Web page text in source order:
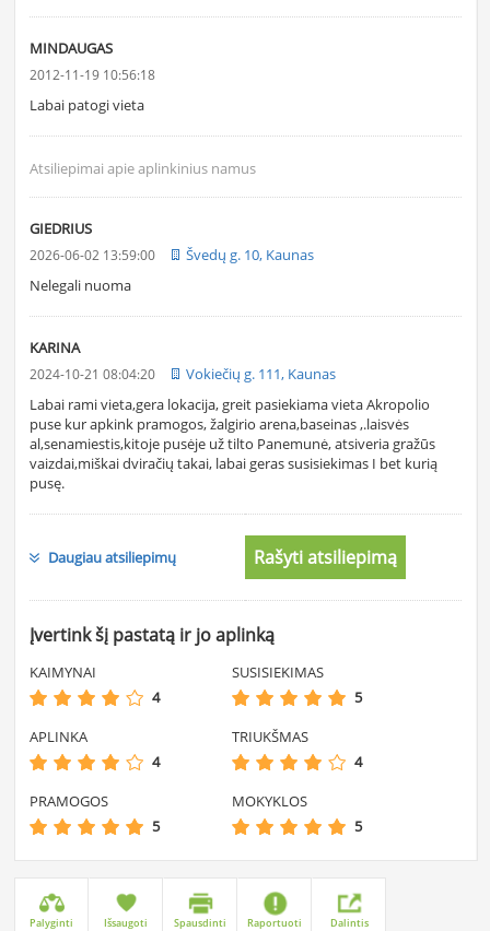
MINDAUGAS
2012-11-19 10:56:18
Labai patogi vieta
Atsiliepimai apie aplinkinius namus
GIEDRIUS
2026-06-02 13:59:00
Švedų g. 10, Kaunas
Nelegali nuoma
KARINA
2024-10-21 08:04:20
Vokiečių g. 111, Kaunas
Labai rami vieta,gera lokacija, greit pasiekiama vieta Akropolio
puse kur apkink pramogos, žalgirio arena,baseinas ,.laisvės
al,senamiestis,kitoje pusėje už tilto Panemunė, atsiveria gražūs
vaizdai,miškai dviračių takai, labai geras susisiekimas I bet kurią
pusę.
Daugiau atsiliepimų Rašyti atsiliepimą
Įvertink šį pastatą ir jo aplinką
KAIMYNAI
4
SUSISIEKIMAS
5
APLINKA
4
TRIUKŠMAS
4
PRAMOGOS
5
MOKYKLOS
5
Palyginti Išsaugoti Spausdinti Raportuoti Dalintis